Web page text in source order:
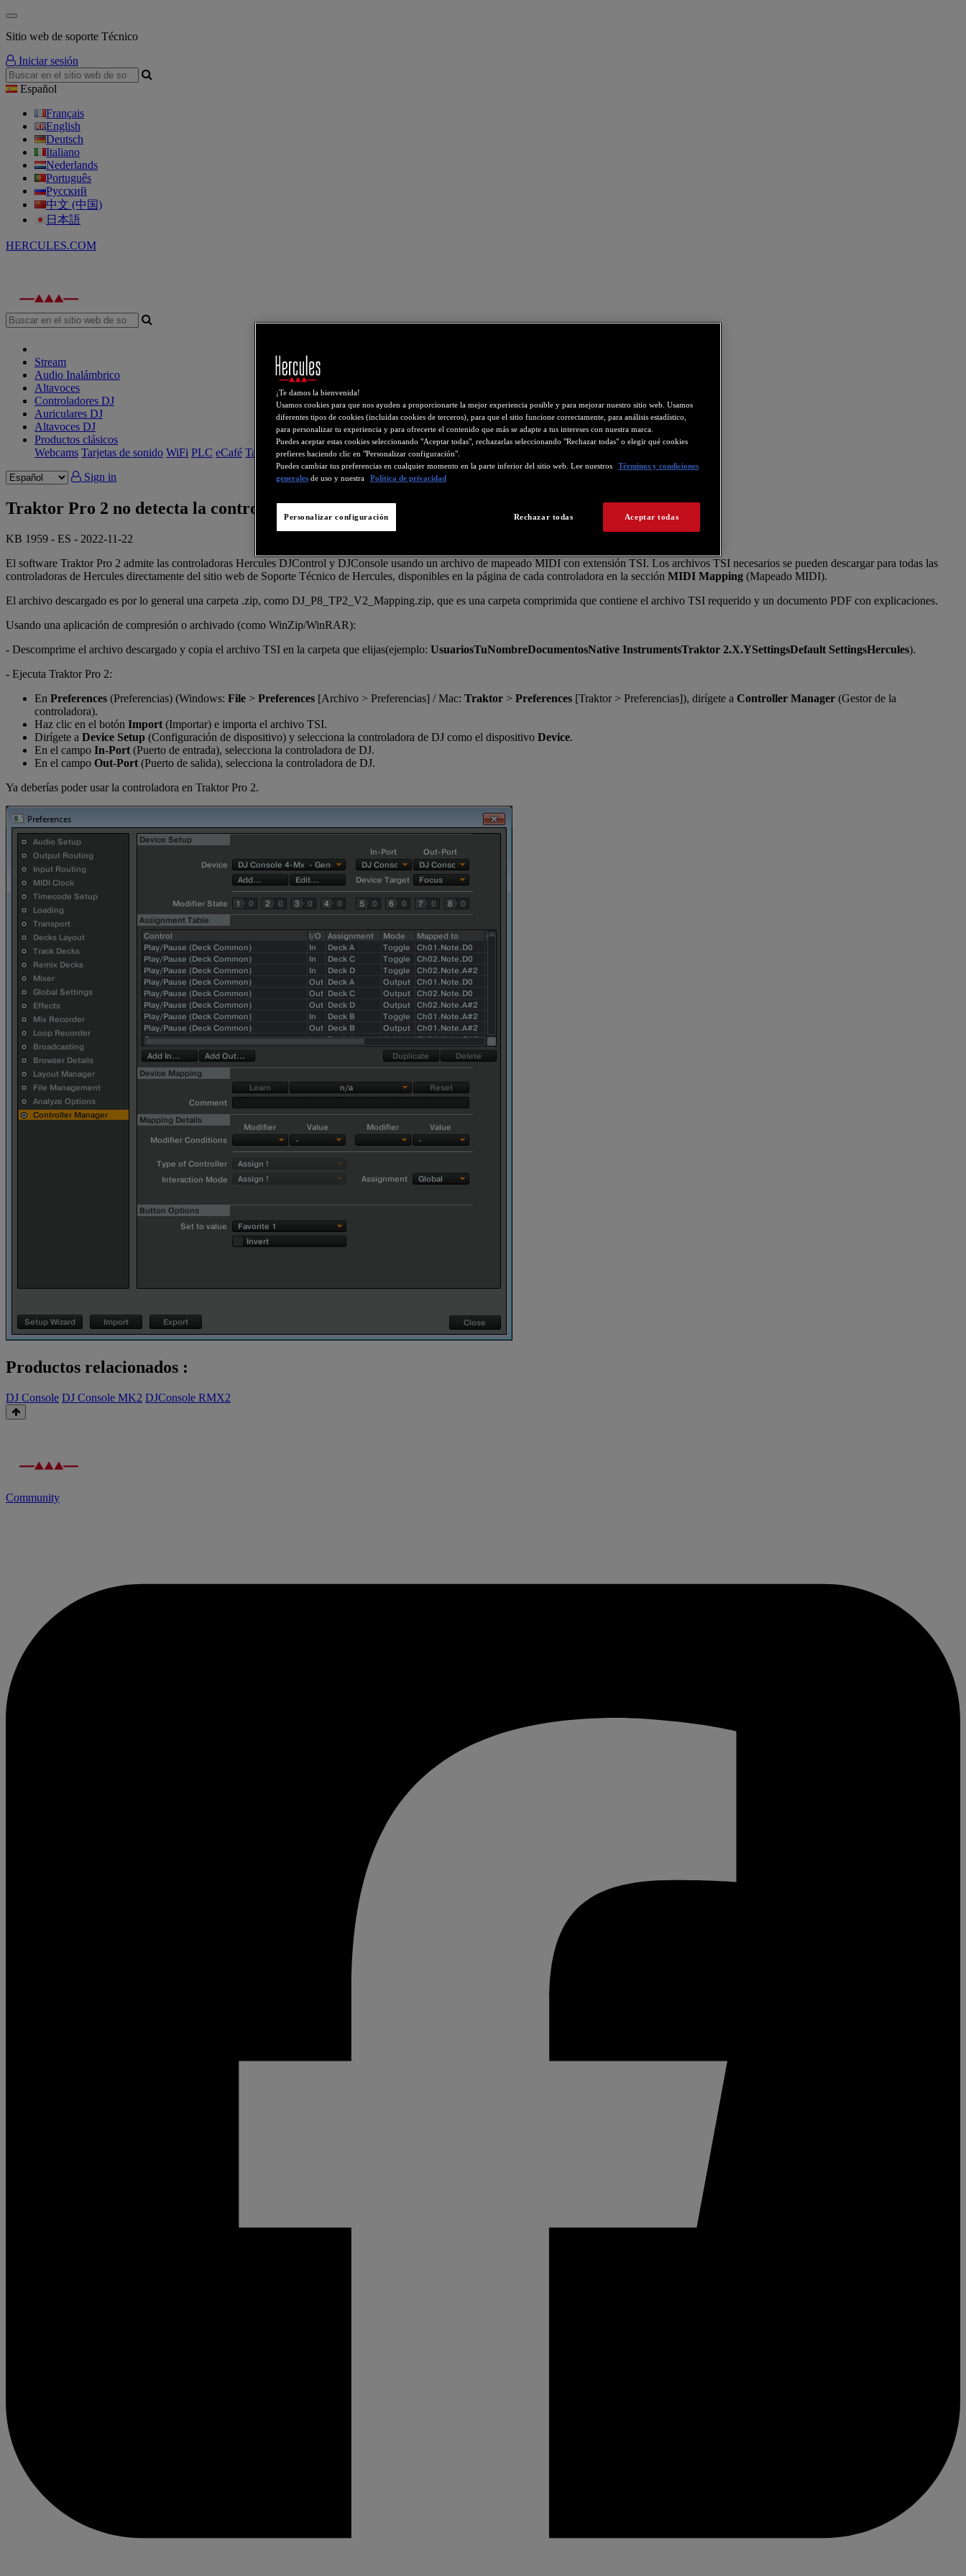
Sitio web de soporte Técnico
Iniciar sesión
Español
Français
English
Deutsch
Italiano
Nederlands
Português
Русский
中文 (中国)
日本語
HERCULES.COM
Stream
Audio Inalámbrico
Altavoces
Controladores DJ
Auriculares DJ
Altavoces DJ
Productos clásicos
Webcams Tarjetas de sonido WiFi PLC eCafé Tarjetas de video
Sign in
Traktor Pro 2 no detecta la controladora de DJ
KB 1959 - ES - 2022-11-22
El software Traktor Pro 2 admite las controladoras Hercules DJControl y DJConsole usando un archivo de mapeado MIDI con extensión TSI. Los archivos TSI necesarios se pueden descargar para todas las
controladoras de Hercules directamente del sitio web de Soporte Técnico de Hercules, disponibles en la página de cada controladora en la sección MIDI Mapping (Mapeado MIDI).
El archivo descargado es por lo general una carpeta .zip, como DJ_P8_TP2_V2_Mapping.zip, que es una carpeta comprimida que contiene el archivo TSI requerido y un documento PDF con explicaciones.
Usando una aplicación de compresión o archivado (como WinZip/WinRAR):
- Descomprime el archivo descargado y copia el archivo TSI en la carpeta que elijas(ejemplo: UsuariosTuNombreDocumentosNative InstrumentsTraktor 2.X.YSettingsDefault SettingsHercules).
- Ejecuta Traktor Pro 2:
En Preferences (Preferencias) (Windows: File > Preferences [Archivo > Preferencias] / Mac: Traktor > Preferences [Traktor > Preferencias]), dirígete a Controller Manager (Gestor de la
controladora).
Haz clic en el botón Import (Importar) e importa el archivo TSI.
Dirígete a Device Setup (Configuración de dispositivo) y selecciona la controladora de DJ como el dispositivo Device.
En el campo In-Port (Puerto de entrada), selecciona la controladora de DJ.
En el campo Out-Port (Puerto de salida), selecciona la controladora de DJ.
Ya deberías poder usar la controladora en Traktor Pro 2.
Productos relacionados :
DJ Console DJ Console MK2 DJConsole RMX2
Community
¡Te damos la bienvenida!
Usamos cookies para que nos ayuden a proporcionarte la mejor experiencia posible y para mejorar nuestro sitio web. Usamos
diferentes tipos de cookies (incluidas cookies de terceros), para que el sitio funcione correctamente, para análisis estadístico,
para personalizar tu experiencia y para ofrecerte el contenido que más se adapte a tus intereses con nuestra marca.
Puedes aceptar estas cookies seleccionando "Aceptar todas", rechazarlas seleccionando "Rechazar todas" o elegir qué cookies
prefieres haciendo clic en "Personalizar configuración".
Puedes cambiar tus preferencias en cualquier momento en la parte inferior del sitio web. Lee nuestros
Términos y condiciones
generales de uso y nuestra Política de privacidad
Rechazar todas Aceptar todas
Personalizar configuración